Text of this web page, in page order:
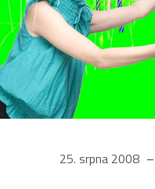
25. srpna 2008